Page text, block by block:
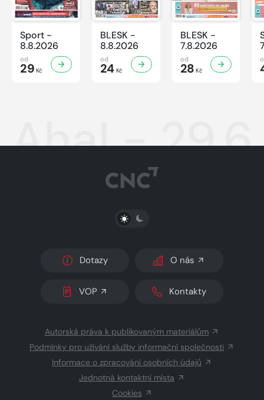
Sport -
8.8.2026
od
29 Kč
BLESK -
8.8.2026
od
24Kč
BLESK -
7.8.2026
od
28 Kč
Aha! -
PŘEPNOUT SVĚTLÝ/TMAVÝ REŽIM
Dotazy O nás
VOP Kontakty
Autorská práva k publikovaným materiálům
Podmínky pro užívání služby informační společnosti
Informace o zpracování osobních údajů
Jednotná kontaktní místa
Cookies